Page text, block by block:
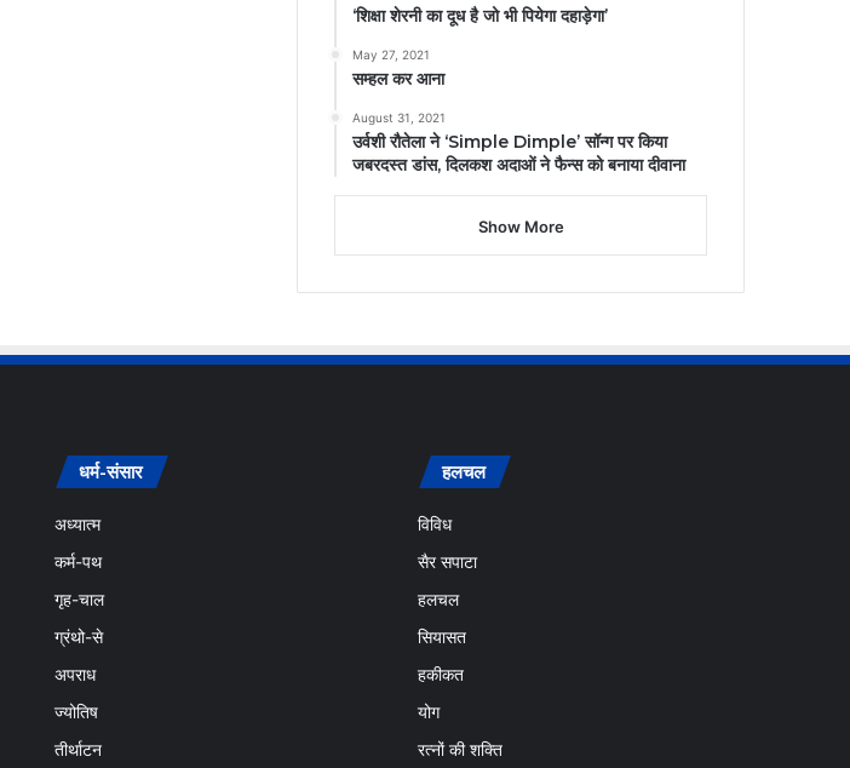
‘शिक्षा शेरनी का दूध है जो भी पियेगा दहाड़ेगा’
May 27, 2021
सम्हल कर आना
August 31, 2021
उर्वशी रौतेला ने ‘Simple Dimple’ सॉन्ग पर किया
जबरदस्त डांस, दिलकश अदाओं ने फैन्स को बनाया दीवाना
Show More
धर्म-संसार
अध्यात्म
कर्म-पथ
गृह-चाल
ग्रंथो-से
अपराध
ज्योतिष
तीर्थाटन
हलचल
विविध
सैर सपाटा
हलचल
सियासत
हकीकत
योग
रत्नों की शक्ति